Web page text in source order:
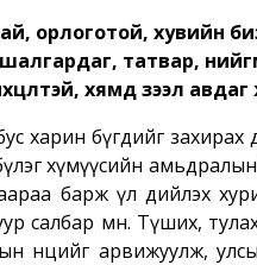
орлоготой, хувийн
татвар,
хямд зээл
харин бүгдийг
бүлэг хүмүүсийн
барж үл дийлэх
салбар мөн. Түших,
нөөцийг арвижуулж,